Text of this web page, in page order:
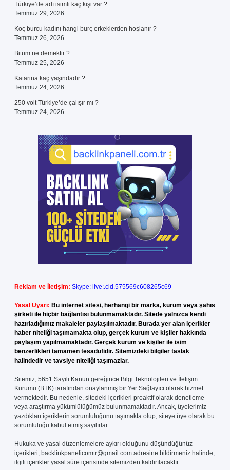
Türkiye’de adı isimli kaç kişi var ?
Temmuz 29, 2026
Koç burcu kadını hangi burç erkeklerden hoşlanır ?
Temmuz 26, 2026
Bitüm ne demektir ?
Temmuz 25, 2026
Katarina kaç yaşındadır ?
Temmuz 24, 2026
250 volt Türkiye’de çalışır mı ?
Temmuz 24, 2026
Reklam ve İletişim: Skype: live:.cid.575569c608265c69
Yasal Uyarı: Bu internet sitesi, herhangi bir marka, kurum veya şahıs
şirketi ile hiçbir bağlantısı bulunmamaktadır. Sitede yalnızca kendi
hazırladığımız makaleler paylaşılmaktadır. Burada yer alan içerikler
haber niteliği taşımamakta olup, gerçek kurum ve kişiler hakkında
paylaşım yapılmamaktadır. Gerçek kurum ve kişiler ile isim
benzerlikleri tamamen tesadüfidir. Sitemizdeki bilgiler taslak
halindedir ve tavsiye niteliği taşımazlar.
Sitemiz, 5651 Sayılı Kanun gereğince Bilgi Teknolojileri ve İletişim
Kurumu (BTK) tarafından onaylanmış bir Yer Sağlayıcı olarak hizmet
vermektedir. Bu nedenle, sitedeki içerikleri proaktif olarak denetleme
veya araştırma yükümlülüğümüz bulunmamaktadır. Ancak, üyelerimiz
yazdıkları içeriklerin sorumluluğunu taşımakta olup, siteye üye olarak bu
sorumluluğu kabul etmiş sayılırlar.
Hukuka ve yasal düzenlemelere aykırı olduğunu düşündüğünüz
içerikleri, backlinkpanelicomtr@gmail.com adresine bildirmeniz halinde,
ilgili içerikler yasal süre içerisinde sitemizden kaldırılacaktır.